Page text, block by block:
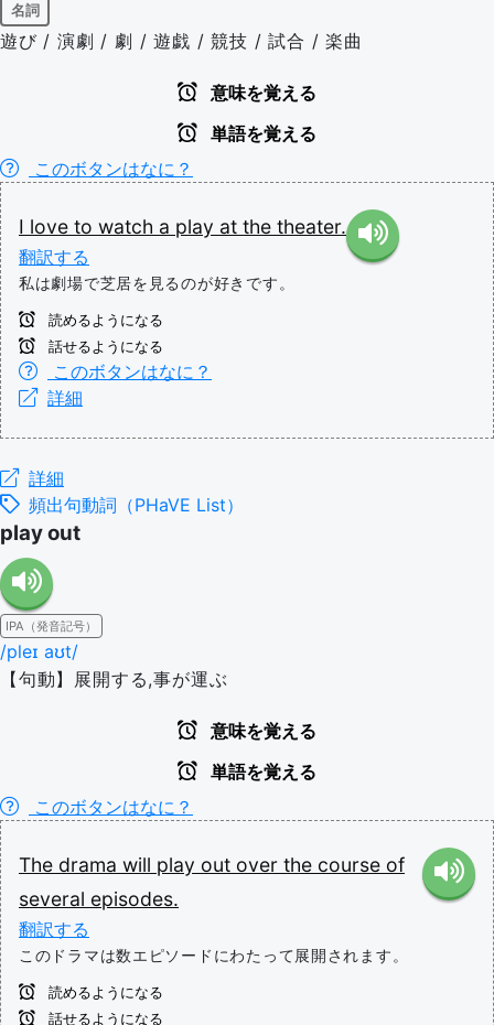
名詞
遊び / 演劇 / 劇 / 遊戯 / 競技 / 試合 / 楽曲
意味を覚える
単語を覚える
このボタンはなに？
I love to watch a play at the theater.
翻訳する
私は劇場で芝居を見るのが好きです。
読めるようになる
話せるようになる
このボタンはなに？
詳細
詳細
頻出句動詞（PHaVE List）
play out
IPA（発音記号）
/pleɪ aʊt/
【句動】展開する,事が運ぶ
意味を覚える
単語を覚える
このボタンはなに？
The drama will play out over the course of
several episodes.
翻訳する
このドラマは数エピソードにわたって展開されます。
読めるようになる
話せるようになる